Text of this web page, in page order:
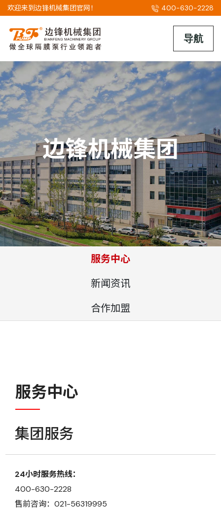
欢迎来到边锋机械集团官网！ 400-630-2228
边锋机械集团
服务中心
新闻资讯
合作加盟
服务中心
集团服务
24小时服务热线：
400-630-2228
售前咨询：021-56319995